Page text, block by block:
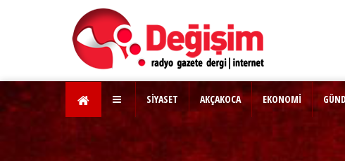
SİYASET AKÇAKOCA EKONOMİ